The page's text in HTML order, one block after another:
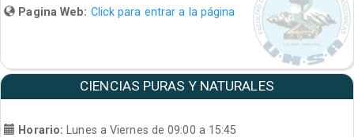
Pagina Web: Click para entrar a la página
CIENCIAS PURAS Y NATURALES
Horario:
Lunes a Viernes de 09:00 a 15:45